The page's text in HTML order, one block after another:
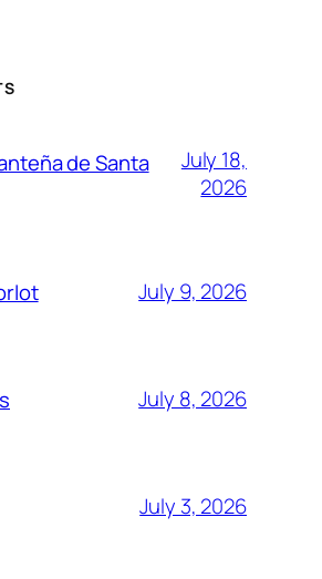
de Santa
July 18,
2026
July 9, 2026
July 8, 2026
July 3, 2026